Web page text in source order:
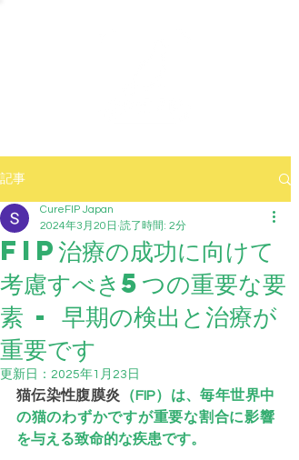
記事
FIP治療の成功に向けて
考慮すべき5つの重要な要
素 - 早期の検出と治療が
重要です
CureFIP Japan
2024年3月20日 読了時間: 2分
更新日： 2025年1月23日
猫伝染性腹膜炎 （FIP）は、毎年世界中
の猫のわずかですが重要な割合に影響
を与える致命的な疾患です。